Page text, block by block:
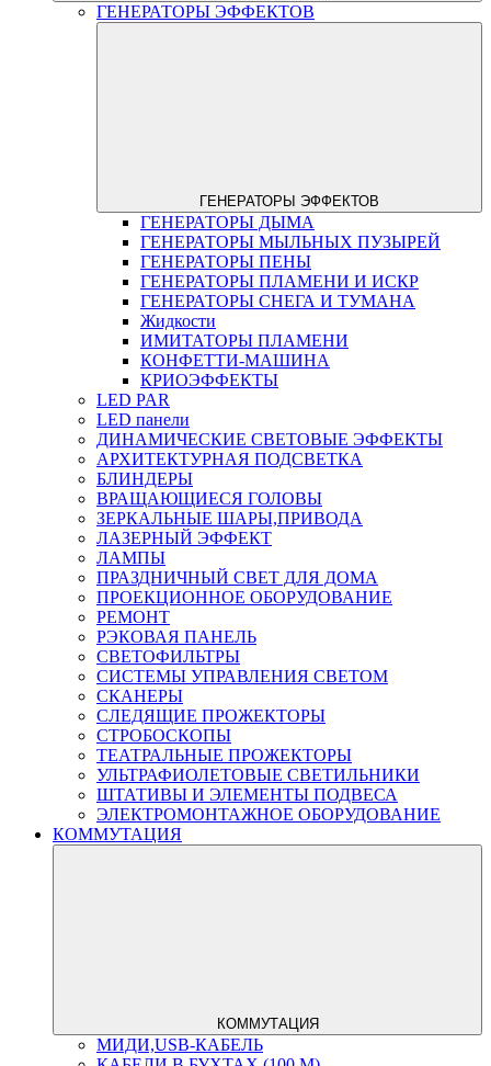
ГЕНЕРАТОРЫ ЭФФЕКТОВ
ГЕНЕРАТОРЫ ЭФФЕКТОВ
ГЕНЕРАТОРЫ ДЫМА
ГЕНЕРАТОРЫ МЫЛЬНЫХ ПУЗЫРЕЙ
ГЕНЕРАТОРЫ ПЕНЫ
ГЕНЕРАТОРЫ ПЛАМЕНИ И ИСКР
ГЕНЕРАТОРЫ СНЕГА И ТУМАНА
Жидкости
ИМИТАТОРЫ ПЛАМЕНИ
КОНФЕТТИ-МАШИНА
КРИОЭФФЕКТЫ
LED PAR
LED панели
ДИНАМИЧЕСКИЕ СВЕТОВЫЕ ЭФФЕКТЫ
АРХИТЕКТУРНАЯ ПОДСВЕТКА
БЛИНДЕРЫ
ВРАЩАЮЩИЕСЯ ГОЛОВЫ
ЗЕРКАЛЬНЫЕ ШАРЫ,ПРИВОДА
ЛАЗЕРНЫЙ ЭФФЕКТ
ЛАМПЫ
ПРАЗДНИЧНЫЙ СВЕТ ДЛЯ ДОМА
ПРОЕКЦИОННОЕ ОБОРУДОВАНИЕ
РЕМОНТ
РЭКОВАЯ ПАНЕЛЬ
СВЕТОФИЛЬТРЫ
СИСТЕМЫ УПРАВЛЕНИЯ СВЕТОМ
СКАНЕРЫ
СЛЕДЯЩИЕ ПРОЖЕКТОРЫ
СТРОБОСКОПЫ
ТЕАТРАЛЬНЫЕ ПРОЖЕКТОРЫ
УЛЬТРАФИОЛЕТОВЫЕ СВЕТИЛЬНИКИ
ШТАТИВЫ И ЭЛЕМЕНТЫ ПОДВЕСА
ЭЛЕКТРОМОНТАЖНОЕ ОБОРУДОВАНИЕ
КОММУТАЦИЯ
КОММУТАЦИЯ
МИДИ,USB-КАБЕЛЬ